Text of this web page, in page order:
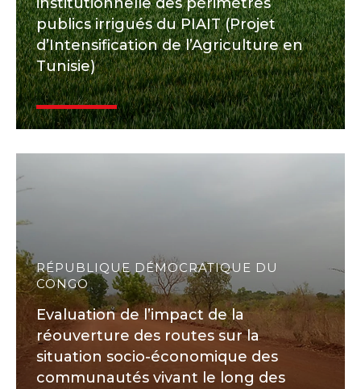
publics irrigués du PIAIT (Projet
d’Intensification de l’Agriculture en
Tunisie)
RÉPUBLIQUE DÉMOCRATIQUE DU
CONGO
Evaluation de l’impact de la
réouverture des routes sur la
situation socio-économique des
communautés vivant le long des